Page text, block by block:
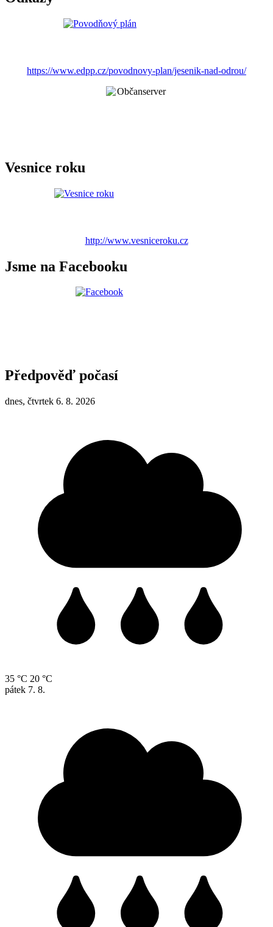
https://www.edpp.cz/povodnovy-plan/jesenik-nad-odrou/
Vesnice roku
http://www.vesniceroku.cz
Jsme na Facebooku
Předpověď počasí
dnes, čtvrtek 6. 8. 2026
35 °C 20 °C
pátek 7. 8.